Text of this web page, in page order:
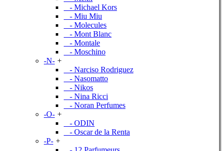
- Michael Kors
- Miu Miu
- Molecules
- Mont Blanc
- Montale
- Moschino
-N- +
- Narciso Rodriguez
- Nasomatto
- Nikos
- Nina Ricci
- Noran Perfumes
-O- +
- ODIN
- Oscar de la Renta
-P- +